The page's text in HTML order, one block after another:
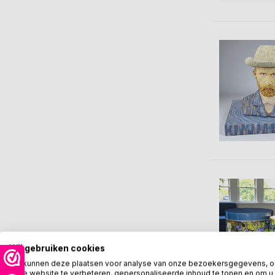
Wij gebruiken cookies
We kunnen deze plaatsen voor analyse van onze bezoekersgegevens,
onze website te verbeteren, gepersonaliseerde inhoud te tonen en om u